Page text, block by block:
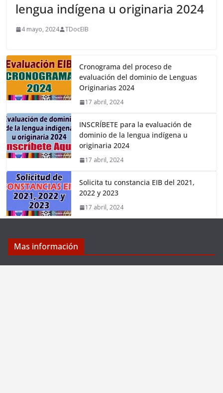
lengua indígena u originaria 2024
4 mayo, 2024 TDocEIB
Cronograma del proceso de
evaluación del dominio de Lenguas
Originarias 2024
17 abril, 2024
INSCRÍBETE para la evaluación de
dominio de la lengua indígena u
originaria 2024
17 abril, 2024
Solicita tu constancia EIB del 2021,
2022 y 2023
17 abril, 2024
Mas información